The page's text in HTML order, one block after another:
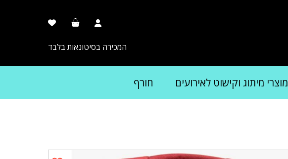
המכירה בסיטונאות בלבד
מוצרי מיתוג וקישוט לאירועים חורף